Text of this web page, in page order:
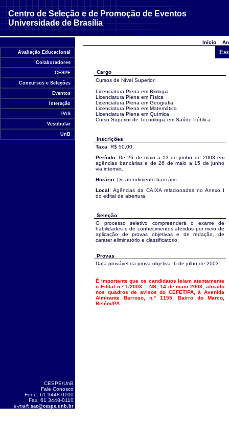
Centro de Seleção e de Promoção de Eventos
Universidade de Brasília
Avaliação Educacional
Colaboradores
CESPE
Concursos e Seleções
Eventos
Interação
PAS
Vestibular
UnB
Início
Cargo
Cursos de Nível Superior:
Licenciatura Plena em Biologia
Licenciatura Plena em Física
Licenciatura Plena em Geografia
Licenciatura Plena em Matemática
Licenciatura Plena em Química
Curso Superior de Tecnologia em Saúde Pública
Inscrições
Taxa: R$ 50,00.
Período: De 26 de maio a 13 de junho de 2003 em
agências bancárias e de 26 de maio a 15 de junho
via internet.
Horário: De atendimento bancário.
Local: Agências da CAIXA relacionadas no Anexo I
do edital de abertura.
Seleção
O processo seletivo compreenderá o exame de
habilidades e de conhecimentos aferidos por meio de
aplicação de provas objetivas e de redação, de
caráter eliminatório e classificatório.
Provas
Data provável da prova objetiva: 6 de julho de 2003.
É importante que os candidatos leiam atentamente
o Edital n.º 1/2003 – NS, 14 de maio 2003, afixado
nos quadros de avisos do CEFET/PA, à Avenida
Almirante Barroso, n.º 1155, Bairro do Marco,
Belém/PA.
CESPE/UnB
Fale Conosco
Fone: 61 3448-0100
Fax: 61 3448-0110
e-mail: sac@cespe.unb.br